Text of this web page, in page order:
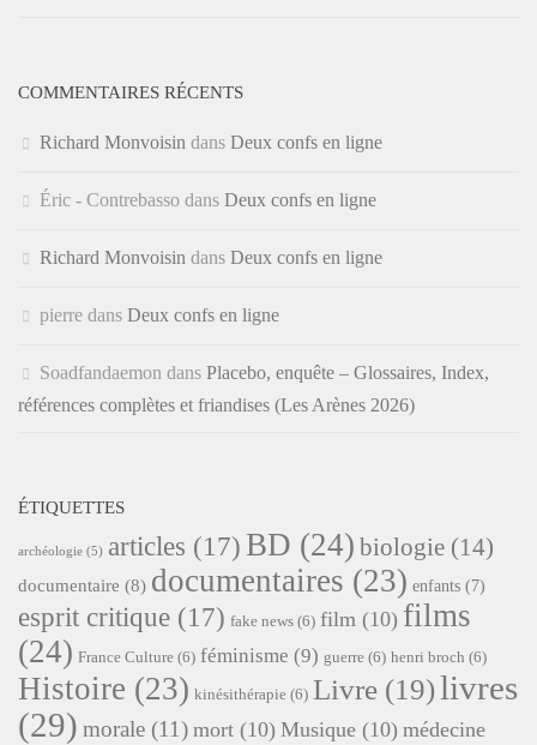
COMMENTAIRES RÉCENTS
Richard Monvoisin dans Deux confs en ligne
Éric - Contrebasso dans Deux confs en ligne
Richard Monvoisin dans Deux confs en ligne
pierre dans Deux confs en ligne
Soadfandaemon dans Placebo, enquête – Glossaires, Index,
références complètes et friandises (Les Arènes 2026)
ÉTIQUETTES
archéologie (5) articles (17) BD (24) biologie (14)
documentaire (8) documentaires (23) enfants (7)
esprit critique (17) fake news (6) film (10) films
(24) France Culture (6) féminisme (9) guerre (6) henri broch (6)
Histoire (23) kinésithérapie (6) Livre (19)livres
(29) morale (11) mort (10) Musique (10) médecine